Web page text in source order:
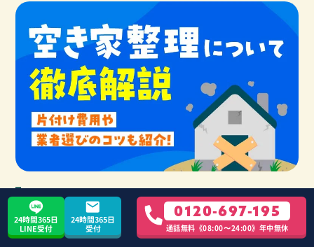
空き家の処分は早めがオススメ
親が施設に入居した、亡くなったという理由から実家が空
24時間365日
LINE受付
24時間365日
受付
0120-697-195
通話無料《08:00〜24:00》年中無休